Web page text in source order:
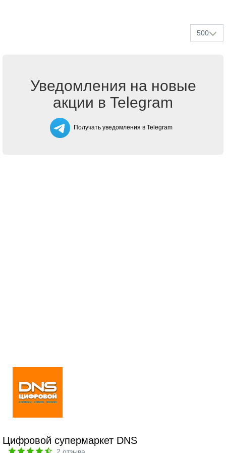
500
Уведомления на новые
акции в Telegram
Получать уведомления в Telegram
Цифровой супермаркет DNS